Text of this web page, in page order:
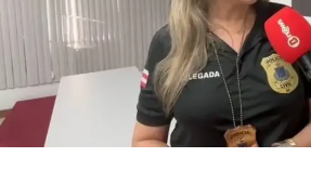
região.
Redação Saiba+